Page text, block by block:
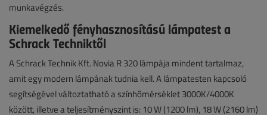
munkavégzés.
Kiemelkedő fényhasznosítású lámpatest a
Schrack Techniktől
A Schrack Technik Kft. Novia R 320 lámpája mindent tartalmaz,
amit egy modern lámpának tudnia kell. A lámpatesten kapcsoló
segítségével változtatható a színhőmérséklet 3000K/4000K
között, illetve a teljesítményszint is: 10 W (1200 lm), 18 W (2160 lm)